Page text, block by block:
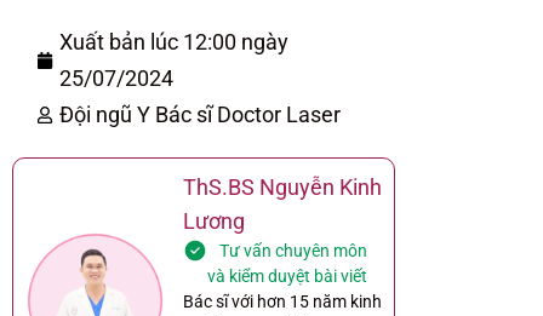
Xuất bản lúc 12:00 ngày
25/07/2024
Đội ngũ Y Bác sĩ Doctor Laser
ThS.BS Nguyễn Kinh
Lương
Tư vấn chuyên môn
và kiểm duyệt bài viết
Bác sĩ với hơn 15 năm kinh